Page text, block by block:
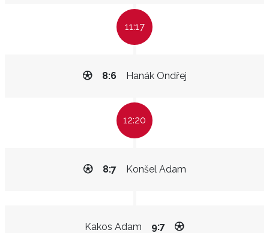
11:17
Hanák Ondřej
8:6
12:20
Konšel Adam
8:7
Kakos Adam 9:7